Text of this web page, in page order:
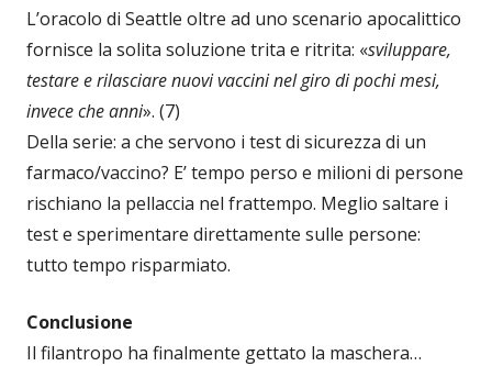
L’oracolo di Seattle oltre ad uno scenario apocalittico
fornisce la solita soluzione trita e ritrita: «sviluppare,
testare e rilasciare nuovi vaccini nel giro di pochi mesi,
invece che anni». (7)
Della serie: a che servono i test di sicurezza di un
farmaco/vaccino? E’ tempo perso e milioni di persone
rischiano la pellaccia nel frattempo. Meglio saltare i
test e sperimentare direttamente sulle persone:
tutto tempo risparmiato.
Conclusione
Il filantropo ha finalmente gettato la maschera…